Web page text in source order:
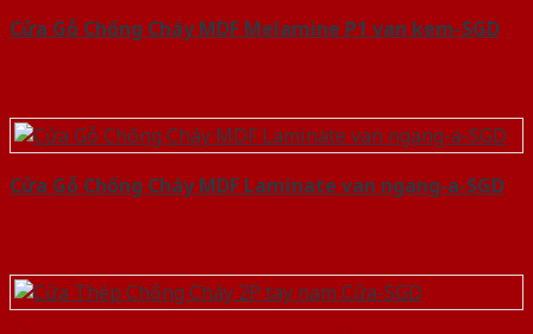
Cửa Gỗ Chống Cháy MDF Melamine P1 van kem-SGD
Cửa Gỗ Chống Cháy MDF Laminate van ngang-a-SGD